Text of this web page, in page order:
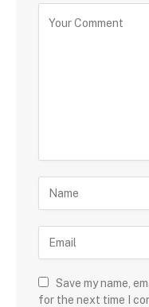
Save my name,
for the next time I